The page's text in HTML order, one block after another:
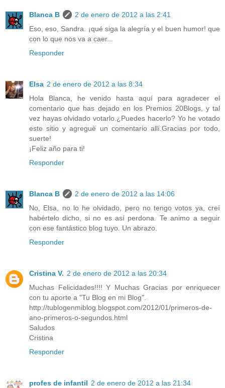
Blanca B
2 de enero de 2012 a las 2:41
Eso, eso, Sandra. ¡qué siga la alegría y el buen humor! que
con lo que nos va a caer...
Responder
Elsa 2 de enero de 2012 a las 8:34
Hola Blanca, he venido hasta aquí para agradecer el
comentario que has dejado en los Premios 20Blogs, y tal
vez hayas olvidado votarlo.¿Puedes hacerlo? Yo he votado
este sitio y agreguè un comentario allí.Gracias por todo,
suerte!
¡Feliz año para ti!
Responder
Blanca B
2 de enero de 2012 a las 14:06
No, Elsa, no lo he olvidado, pero no tengo votos ya, creí
habértelo dicho, si no es así perdona. Te animo a seguir
con ese fantástico blog tuyo. Un abrazo.
Responder
Cristina V. 2 de enero de 2012 a las 20:34
Muchas Felicidades!!!! Y Muchas Gracias por enriquecer
con tu aporte a "Tu Blog en mi Blog".
http://tublogenmiblog.blogspot.com/2012/01/primeros-de-
ano-primeros-o-segundos.html
Saludos
Cristina
Responder
profes de infantil 2 de enero de 2012 a las 21:34